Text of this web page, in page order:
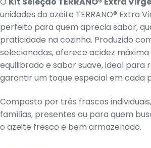
unidades do azeite TERRANO® Extra
perfeito para quem aprecia sabor,
praticidade na cozinha. Produzido
selecionadas, oferece acidez máxima
equilibrado e sabor suave, ideal para
garantir um toque especial em cada
Composto por três frascos
famílias, presentes ou para quem
o azeite fresco e bem armazenado.